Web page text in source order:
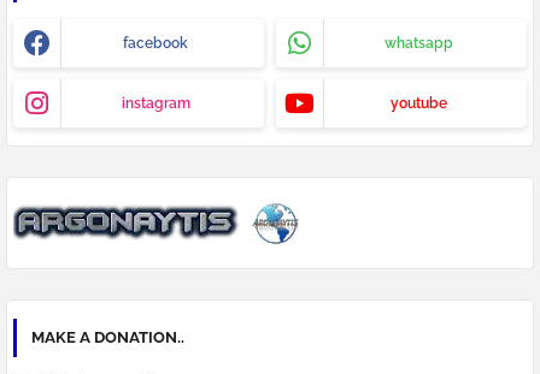
facebook whatsapp
instagram youtube
MAKE A DONATION..